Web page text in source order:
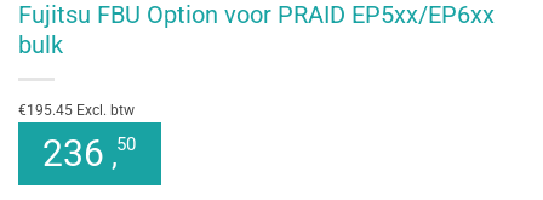
Fujitsu FBU Option voor PRAID EP5xx/EP6xx
bulk
€195.45 Excl. btw
236 ,50